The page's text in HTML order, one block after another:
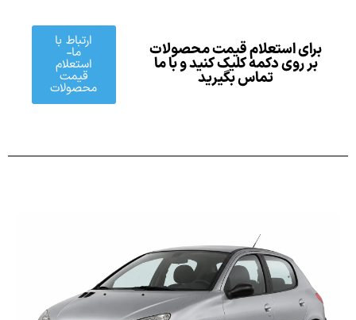
برای استعلام قیمت محصولات
بر روی دکمه کلیک کنید و با ما
تماس بگیرید
ارتباط با
ما-
استعلام
قیمت
محصولات